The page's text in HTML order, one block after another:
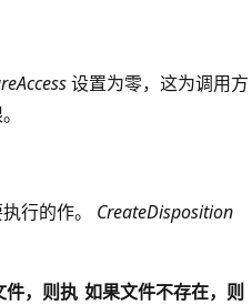
设置为零，这为调用方
行的作。 CreateDisposition
件，则执 如果文件不存在，则